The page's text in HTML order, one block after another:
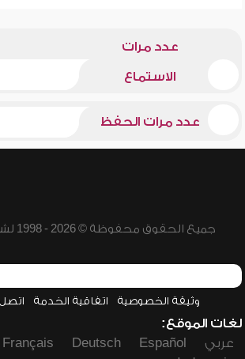
عدد مرات
الاستماع
عدد مرات الحفظ
جميع الحقوق محفوظة © 2026 - 1998 لشبكة إسلام ويب
وثيقة الخصوصية اتفاقية الخدمة اتصل
لغات الموقع:
عربي
Español
Deutsch
Français